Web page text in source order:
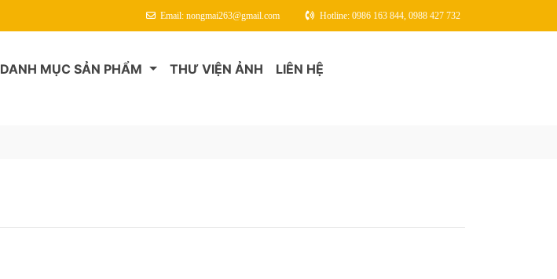
Email: nongmai263@gmail.com Hotline: 0986 163 844, 0988 427 732
DANH MỤC SẢN PHẨM THƯ VIỆN ẢNH LIÊN HỆ